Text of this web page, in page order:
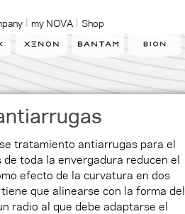
my NOVA Shop
tratamiento antiarrugas para el
toda la envergadura reducen el
efecto de la curvatura en dos
que alinearse con la forma del
radio al que debe adaptarse el